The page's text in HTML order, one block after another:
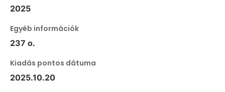
2025
Egyéb információk
237 o.
Kiadás pontos dátuma
2025.10.20